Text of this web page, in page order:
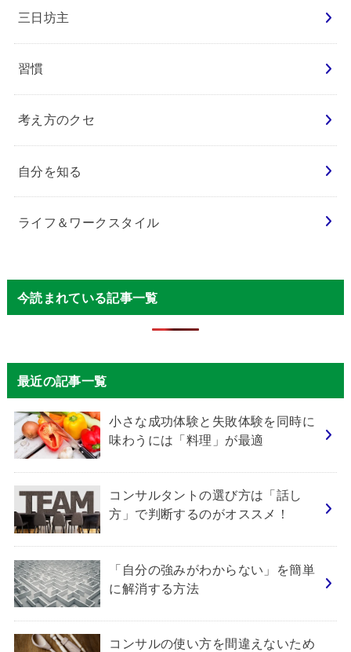
三日坊主
習慣
考え方のクセ
自分を知る
ライフ＆ワークスタイル
今読まれている記事一覧
最近の記事一覧
小さな成功体験と失敗体験を同時に
味わうには「料理」が最適
コンサルタントの選び方は「話し
方」で判断するのがオススメ！
「自分の強みがわからない」を簡単
に解消する方法
コンサルの使い方を間違えないため